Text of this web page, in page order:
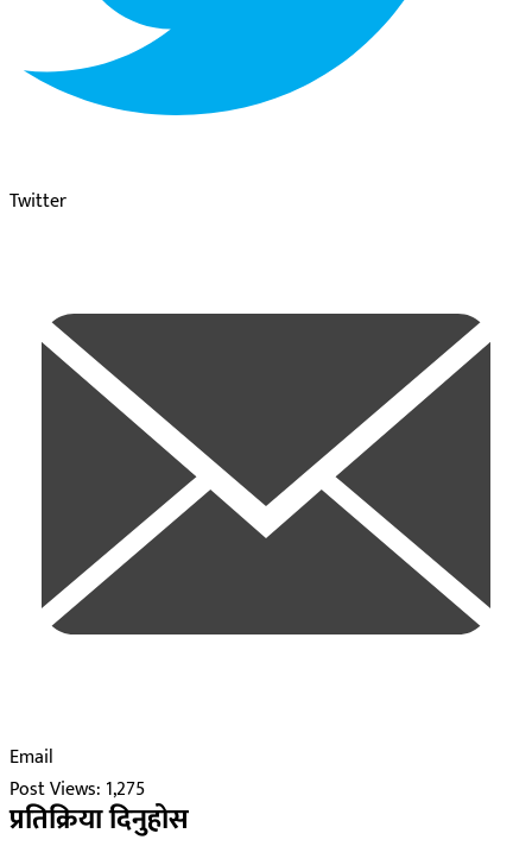
Twitter
Email
Post Views: 1,275
प्रतिक्रिया दिनुहोस